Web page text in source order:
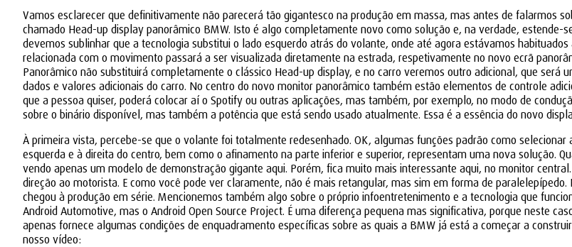
Vamos esclarecer que definitivamente não parecerá tão gigantesco na produção em massa, mas antes de falarmos
chamado Head-up display panorâmico BMW. Isto é algo completamente novo como solução e, na verdade,
devemos sublinhar que a tecnologia substitui o lado esquerdo atrás do volante, onde até agora estávamos
relacionada com o movimento passará a ser visualizada diretamente na estrada, respetivamente no novo ecrã
Panorâmico não substituirá completamente o clássico Head-up display, e no carro veremos outro adicional, que será
dados e valores adicionais do carro. No centro do novo monitor panorâmico também estão elementos de controle
que a pessoa quiser, poderá colocar aí o Spotify ou outras aplicações, mas também, por exemplo, no modo de
sobre o binário disponível, mas também a potência que está sendo usado atualmente. Essa é a essência do novo
À primeira vista, percebe-se que o volante foi totalmente redesenhado. OK, algumas funções padrão como
esquerda e à direita do centro, bem como o afinamento na parte inferior e superior, representam uma nova solução.
vendo apenas um modelo de demonstração gigante aqui. Porém, fica muito mais interessante aqui, no monitor
direção ao motorista. E como você pode ver claramente, não é mais retangular, mas sim em forma de
chegou à produção em série. Mencionemos também algo sobre o próprio infoentretenimento e a tecnologia que
Android Automotive, mas o Android Open Source Project. É uma diferença pequena mas significativa, porque neste
apenas fornece algumas condições de enquadramento específicas sobre as quais a BMW já está a começar a
nosso vídeo: